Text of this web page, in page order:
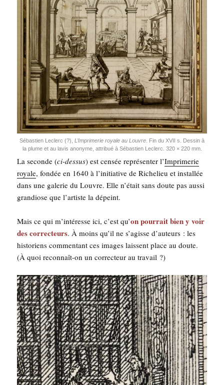
Sébas­tien Leclerc (?), L’Imprimerie royale au Louvre . Fin du XVII s. Des­sin à
la plume et au lavis ano­nyme, attri­bué à Sébas­tien Leclerc. 320 × 220 mm.
La seconde (ci-des­sus) est cen­sée repré­sen­ter l’Impri­me­rie
royale, fon­dée en 1640 à l’initiative de Riche­lieu et ins­tal­lée
dans une gale­rie du Louvre. Elle n’était sans doute pas aus­si
gran­diose que l’artiste la dépeint.
Mais ce qui m’intéresse ici, c’est qu’on pour­rait bien y voir
des cor­rec­teurs. À moins qu’il ne s’agisse d’auteurs : les
his­to­riens com­men­tant ces images laissent place au doute.
(À quoi recon­naît-on un cor­rec­teur au travail ?)